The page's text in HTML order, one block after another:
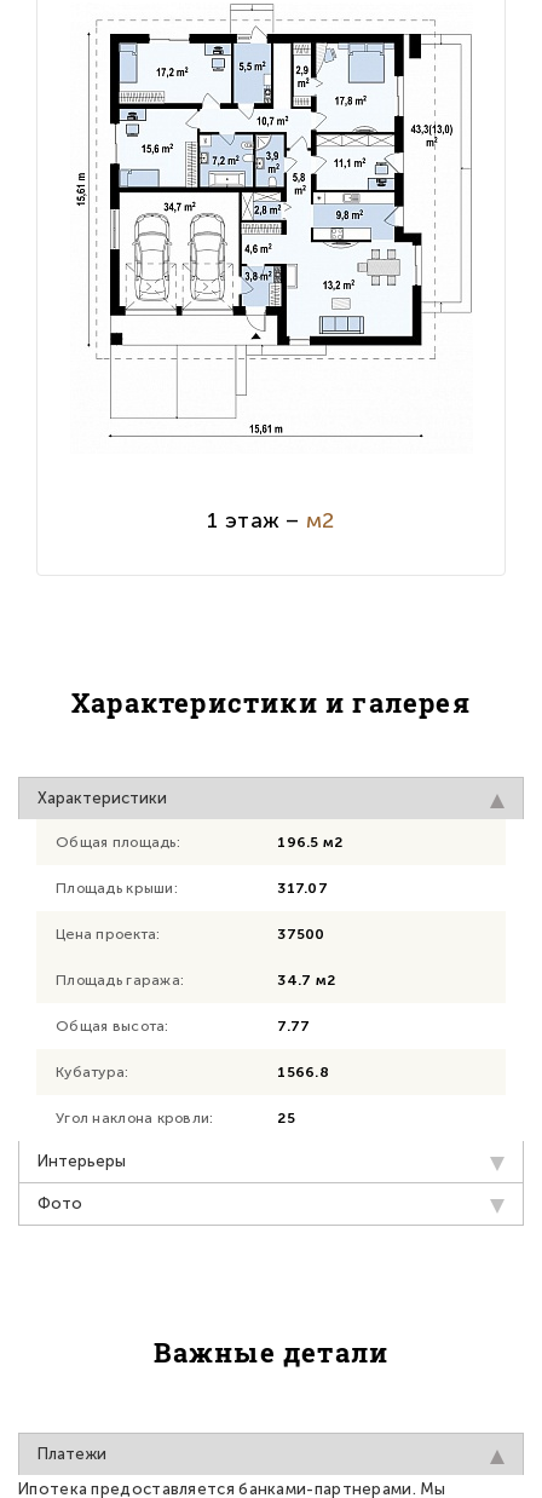
1 этаж – м2
Характеристики и галерея
Характеристики
Общая площадь: 196.5 м2
Площадь крыши: 317.07
Цена проекта: 37500
Площадь гаража: 34.7 м2
Общая высота: 7.77
Кубатура: 1566.8
Угол наклона кровли: 25
Интерьеры
Фото
Важные детали
Платежи
Ипотека предоставляется банками-партнерами. Мы